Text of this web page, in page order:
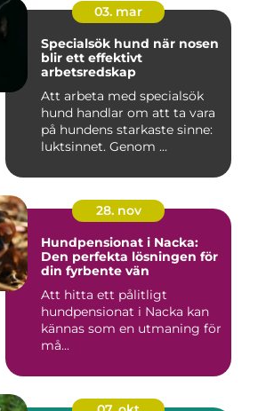
03. mar
Specialsök hund när nosen
blir ett effektivt
arbetsredskap
Att arbeta med specialsök
hund handlar om att ta vara
på hundens starkaste sinne:
luktsinnet. Genom ...
28. nov
Hundpensionat i Nacka:
Den perfekta lösningen för
din fyrbente vän
Att hitta ett pålitligt
hundpensionat i Nacka kan
kännas som en utmaning för
må...